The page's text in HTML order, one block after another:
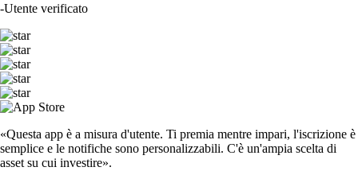
-Utente verificato
«Questa app è a misura d'utente. Ti premia mentre impari, l'iscrizione è
semplice e le notifiche sono personalizzabili. C'è un'ampia scelta di
asset su cui investire».